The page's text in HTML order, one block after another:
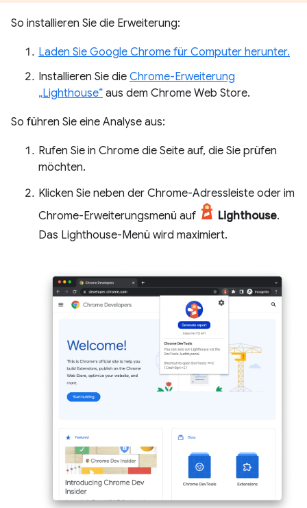
So installieren Sie die Erweiterung:
Laden Sie Google Chrome für Computer herunter.
Installieren Sie die Chrome-Erweiterung
„Lighthouse“ aus dem Chrome Web Store.
So führen Sie eine Analyse aus:
Rufen Sie in Chrome die Seite auf, die Sie prüfen
möchten.
Klicken Sie neben der Chrome-Adressleiste oder im
Chrome-Erweiterungsmenü auf
Lighthouse.
Das Lighthouse-Menü wird maximiert.